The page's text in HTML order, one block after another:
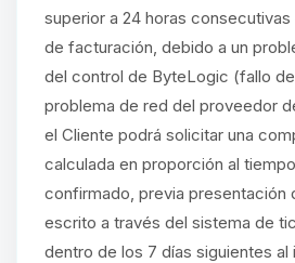
superior a 24 horas
de facturación, debido a un
del control de ByteLogic (fallo
problema de red del proveedor
el Cliente podrá solicitar una
calculada en proporción al
confirmado, previa presentación
escrito a través del sistema de
dentro de los 7 días siguientes al